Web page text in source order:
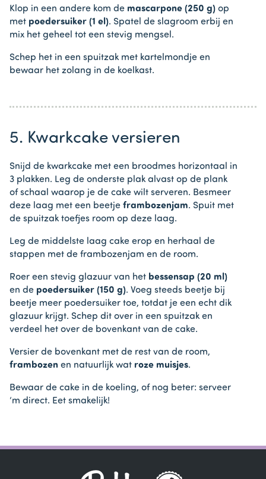
Klop in een andere kom de mascarpone (250 g) op
met poedersuiker (1 el). Spatel de slagroom erbij en
mix het geheel tot een stevig mengsel.
Schep het in een spuitzak met kartelmondje en
bewaar het zolang in de koelkast.
5. Kwarkcake versieren
Snijd de kwarkcake met een broodmes horizontaal in
3 plakken. Leg de onderste plak alvast op de plank
of schaal waarop je de cake wilt serveren. Besmeer
deze laag met een beetje frambozenjam. Spuit met
de spuitzak toefjes room op deze laag.
Leg de middelste laag cake erop en herhaal de
stappen met de frambozenjam en de room.
Roer een stevig glazuur van het bessensap (20 ml)
en de poedersuiker (150 g). Voeg steeds beetje bij
beetje meer poedersuiker toe, totdat je een echt dik
glazuur krijgt. Schep dit over in een spuitzak en
verdeel het over de bovenkant van de cake.
Versier de bovenkant met de rest van de room,
frambozen en natuurlijk wat roze muisjes.
Bewaar de cake in de koeling, of nog beter: serveer
‘m direct. Eet smakelijk!